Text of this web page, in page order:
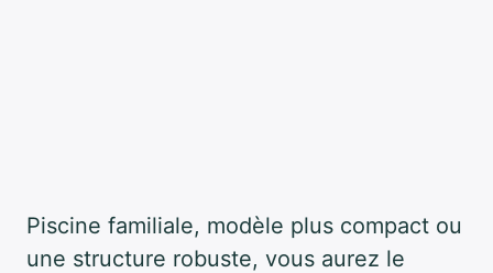
Piscine familiale, modèle plus compact ou
une structure robuste, vous aurez le